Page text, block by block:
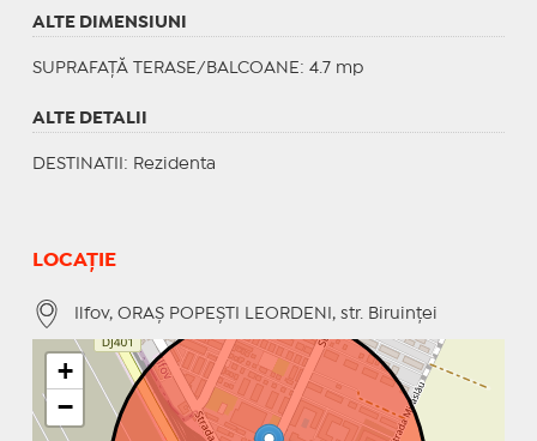
ALTE DIMENSIUNI
SUPRAFAȚĂ TERASE/BALCOANE: 4.7 mp
ALTE DETALII
DESTINATII : Rezidenta
LOCAȚIE
Ilfov, ORAŞ POPEŞTI LEORDENI, str. Biruinţei
+
−